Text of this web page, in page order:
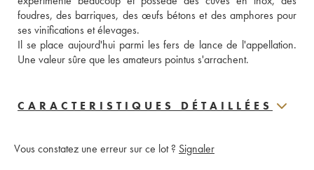
foudres, des barriques, des œufs bétons et des amphores pour
ses vinifications et élevages.
Il se place aujourd'hui parmi les fers de lance de l'appellation.
Une valeur sûre que les amateurs pointus s'arrachent.
CARACTERISTIQUES DÉTAILLÉES
Vous constatez une erreur sur ce lot ? Signaler